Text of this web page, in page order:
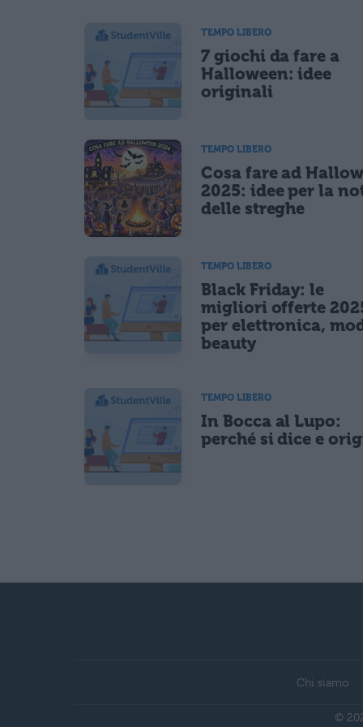
Ho letto e acconsento l'informativasulla privacy
Acconsento all'uso dei miei dati da parte di terzi per
CONFERMA E PUBBLICA
TEMPO LIBERO
7 giochi da fare a
Halloween: idee
originali
TEMPO LIBERO
Cosa fare ad
2025: idee per la
delle streghe
TEMPO LIBERO
Black Friday: le
migliori offerte
per elettronica,
beauty
TEMPO LIBERO
In Bocca al Lupo:
perché si dice e
Chi siamo
©